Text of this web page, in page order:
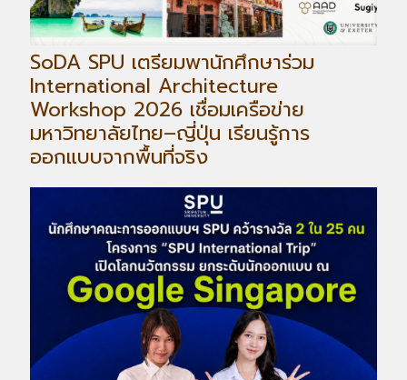
SoDA SPU เตรียมพานักศึกษาร่วม
International Architecture
Workshop 2026 เชื่อมเครือข่าย
มหาวิทยาลัยไทย–ญี่ปุ่น เรียนรู้การ
ออกแบบจากพื้นที่จริง